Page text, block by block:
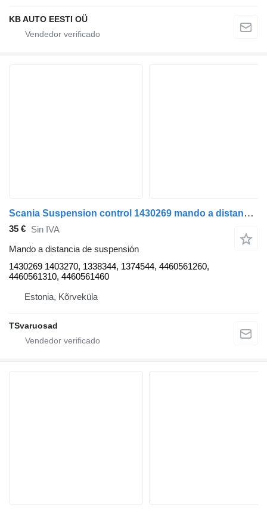
KB AUTO EESTI OÜ
Scania Suspension control 1430269 mando a distancia de suspensión para Scania R380 cabeza tractora
35 € Sin IVA
Mando a distancia de suspensión
1430269 1403270, 1338344, 1374544, 4460561260,
4460561310, 4460561460
Estonia, Kõrveküla
TSvaruosad